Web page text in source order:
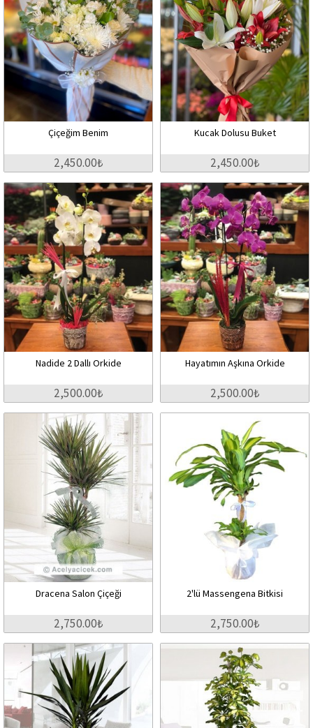
Çiçeğim Benim
2,450.00₺
Kucak Dolusu Buket
2,450.00₺
Nadide 2 Dallı Orkide
2,500.00₺
Hayatımın Aşkına Orkide
2,500.00₺
Dracena Salon Çiçeği
2,750.00₺
2'lü Massengena Bitkisi
2,750.00₺